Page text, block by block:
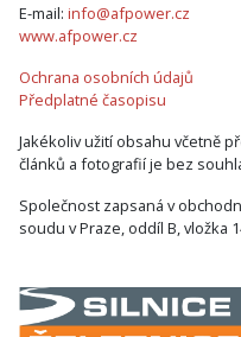
E-mail: info@afpower.cz
www.afpower.cz
Ochrana osobních údajů
Předplatné časopisu
Jakékoliv užití obsahu včetně
článků a fotografií je bez
Společnost zapsaná v
soudu v Praze, oddíl B, vložka